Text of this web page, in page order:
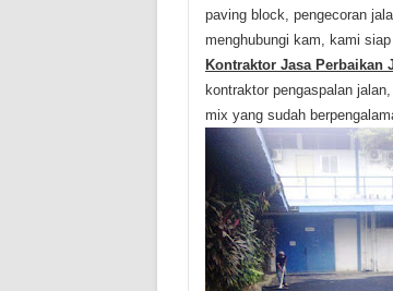
paving block, pengecoran
menghubungi kam, kami
Kontraktor Jasa Perbaikan
kontraktor pengaspalan
mix yang sudah